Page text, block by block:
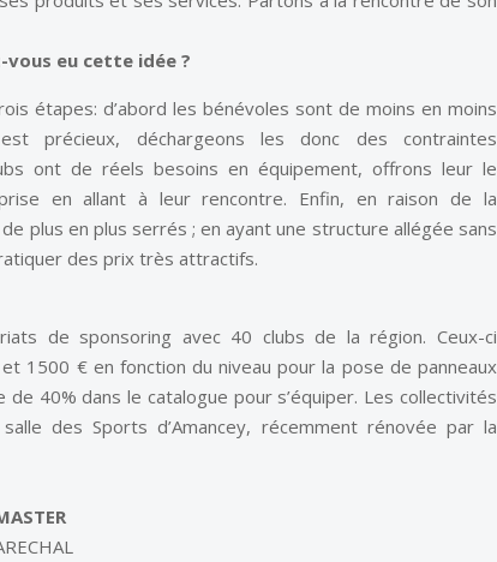
vous eu cette idée ?
étapes: d’abord les bénévoles sont de moins en moins
précieux, déchargeons les donc des contraintes
ont de réels besoins en équipement, offrons leur le
en allant à leur rencontre. Enfin, en raison de la
plus en plus serrés ; en ayant une structure allégée sans
des prix très attractifs.
de sponsoring avec 40 clubs de la région. Ceux-ci
1500 € en fonction du niveau pour la pose de panneaux
40% dans le catalogue pour s’équiper. Les collectivités
des Sports d’Amancey, récemment rénovée par la